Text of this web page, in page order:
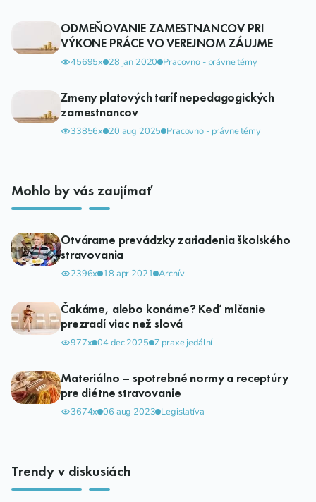
ODMEŇOVANIE ZAMESTNANCOV PRI
VÝKONE PRÁCE VO VEREJNOM ZÁUJME
45695x 28 jan 2020 Pracovno - právne témy
Zmeny platových taríf nepedagogických
zamestnancov
33856x 20 aug 2025 Pracovno - právne témy
Mohlo by vás zaujímať
Otvárame prevádzky zariadenia školského
stravovania
2396x 18 apr 2021 Archív
Čakáme, alebo konáme? Keď mlčanie
prezradí viac než slová
977x 04 dec 2025 Z praxe jedální
Materiálno – spotrebné normy a receptúry
pre diétne stravovanie
3674x 06 aug 2023 Legislatíva
Trendy v diskusiách